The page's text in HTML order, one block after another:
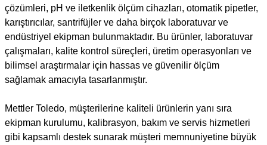
çözümleri, pH ve iletkenlik ölçüm cihazları, otomatik pipetler,
karıştırıcılar, santrifüjler ve daha birçok laboratuvar ve
endüstriyel ekipman bulunmaktadır. Bu ürünler, laboratuvar
çalışmaları, kalite kontrol süreçleri, üretim operasyonları ve
bilimsel araştırmalar için hassas ve güvenilir ölçüm
sağlamak amacıyla tasarlanmıştır.
Mettler Toledo, müşterilerine kaliteli ürünlerin yanı sıra
ekipman kurulumu, kalibrasyon, bakım ve servis hizmetleri
gibi kapsamlı destek sunarak müşteri memnuniyetine büyük